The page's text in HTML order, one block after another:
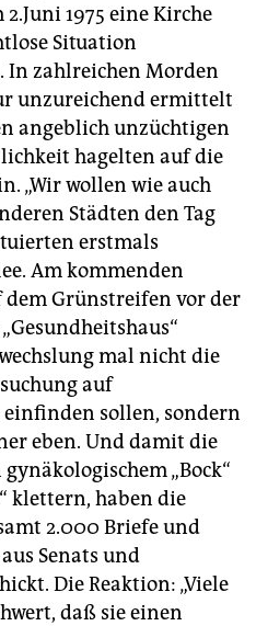
2.Juni 1975 eine Kirche
Situation
In zahlreichen Morden
unzureichend ermittelt
angeblich unzüchtigen
hagelten auf die
„Wir wollen wie auch
Städten den Tag
erstmals
Am kommenden
Grünstreifen vor der
mal nicht die
auf
sollen, sondern
eben. Und damit die
„Bock“
klettern, haben die
2.000 Briefe und
Senats und
Die Reaktion: „Viele
daß sie einen